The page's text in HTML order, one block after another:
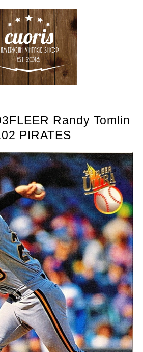
Randy Tomlin
PIRATES